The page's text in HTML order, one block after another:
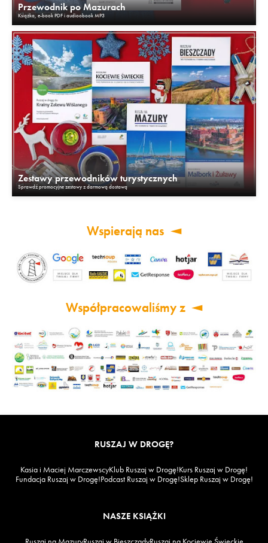
Przewodnik po Mazurach
Książka, e-book PDF i audioobook MP3
Zestawy przewodników turystycznych
Sprawdź promocyjne zestawy z darmową dostawą
Wspierają nas
Współpracowaliśmy z
RUSZAJ W DROGĘ?
Kasia i Maciej MarczewscyKlub Ruszaj w Drogę!Kurs Ruszaj w Drogę!
Fundacja Ruszaj w Drogę!Podcast Ruszaj w Drogę!Sklep Ruszaj w Drogę!
NASZE KSIĄŻKI